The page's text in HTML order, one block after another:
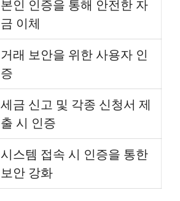
본인 인증을 통해 안전한 자
금 이체
거래 보안을 위한 사용자 인
증
세금 신고 및 각종 신청서 제
출 시 인증
시스템 접속 시 인증을 통한
보안 강화